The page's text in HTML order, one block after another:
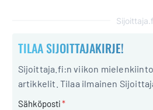
TILAA SIJOITTAJAKIRJE!
Sijoittaja.fi:n viikon
artikkelit. Tilaa ilmainen
Sähköposti*